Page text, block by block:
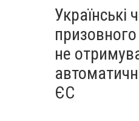
Українські
призовного
не
ЄС